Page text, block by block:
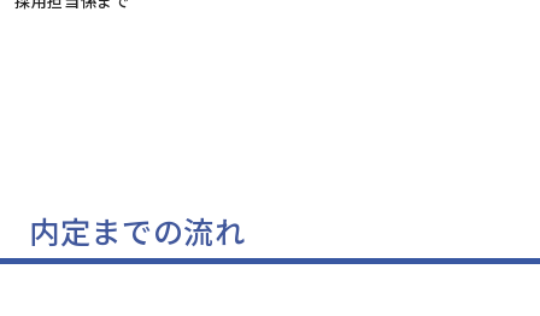
内定までの流れ